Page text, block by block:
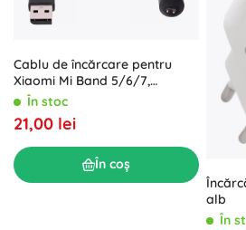
Cablu de încărcare pentru
Xiaomi Mi Band 5/6/7,
magnetic, 50 cm
În stoc
21,00 lei
În coș
alb
În